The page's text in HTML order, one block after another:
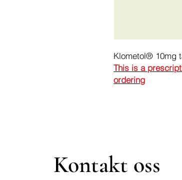
Klometol® 10mg
This is a
ordering
Kontakt oss